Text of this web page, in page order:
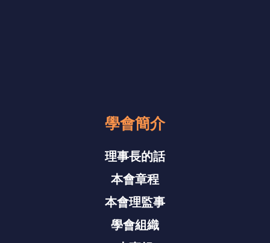
學會簡介
理事長的話
本會章程
本會理監事
學會組織